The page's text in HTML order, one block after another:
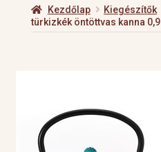
Kezdőlap Kiegészítők
türkizkék öntöttvas kanna 0,9 l